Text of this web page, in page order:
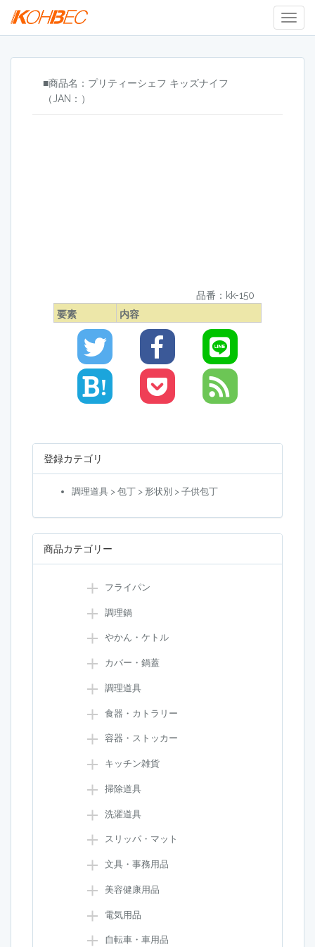
■商品名：プリティーシェフ キッズナイフ
（JAN：）
品番：kk-150
要素
内容
!
登録カテゴリ
調理道具 > 包丁 > 形状別 > 子供包丁
商品カテゴリー
フライパン
調理鍋
やかん・ケトル
カバー・鍋蓋
調理道具
食器・カトラリー
容器・ストッカー
キッチン雑貨
掃除道具
洗濯道具
スリッパ・マット
文具・事務用品
美容健康用品
電気用品
自転車・車用品